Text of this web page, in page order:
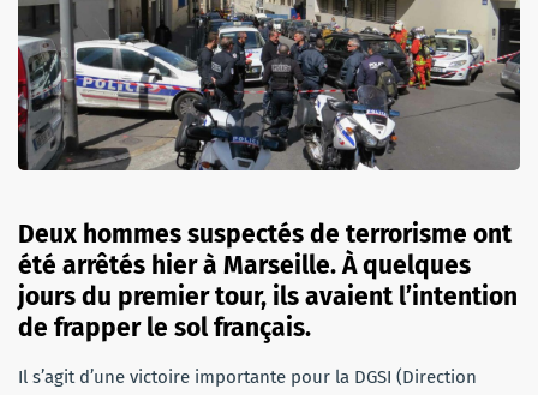
Deux hommes suspectés de terrorisme ont
été arrêtés hier à Marseille. À quelques
jours du premier tour, ils avaient l’intention
de frapper le sol français.
Il s’agit d’une victoire importante pour la DGSI (Direction